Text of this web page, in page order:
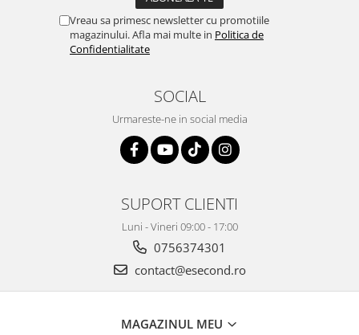
Cosmetice si produse ingrijire
personala
Igiena dentara
Accesorii animale de companie
Castroane si adapatori animale
Vreau sa primesc newsletter cu promotiile
magazinului. Afla mai multe in Politica de
Confidentialitate
SOCIAL
Urmareste-ne in social media
SUPORT CLIENTI
Luni - Vineri 09:00 - 17:00
0756374301
contact@esecond.ro
MAGAZINUL MEU